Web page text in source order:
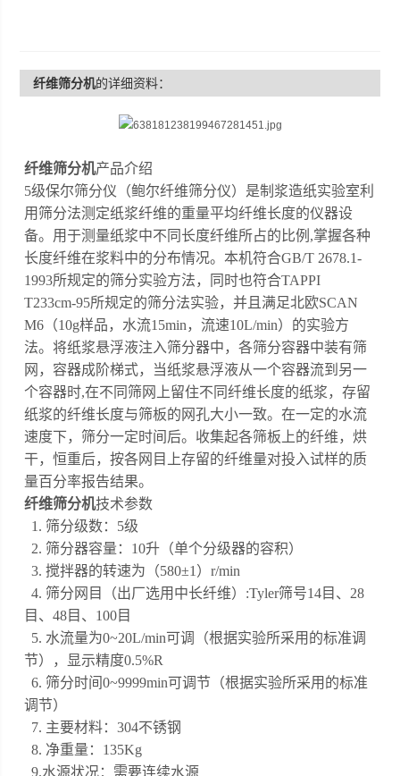
纤维筛分机的详细资料：
纤维筛分机产品介绍
5级保尔筛分仪（鲍尔纤维筛分仪）是制浆造纸实验室利
用筛分法测定纸浆纤维的重量平均纤维长度的仪器设
备。用于测量纸浆中不同长度纤维所占的比例,掌握各种
长度纤维在浆料中的分布情况。本机符合GB/T 2678.1-
1993所规定的筛分实验方法，同时也符合TAPPI
T233cm-95所规定的筛分法实验，并且满足北欧SCAN
M6（10g样品，水流15min，流速10L/min）的实验方
法。将纸浆悬浮液注入筛分器中，各筛分容器中装有筛
网，容器成阶梯式，当纸浆悬浮液从一个容器流到另一
个容器时,在不同筛网上留住不同纤维长度的纸浆，存留
纸浆的纤维长度与筛板的网孔大小一致。在一定的水流
速度下，筛分一定时间后。收集起各筛板上的纤维，烘
干，恒重后，按各网目上存留的纤维量对投入试样的质
量百分率报告结果。
纤维筛分机技术参数
1. 筛分级数：5级
2. 筛分器容量：10升（单个分级器的容积）
3. 搅拌器的转速为（580±1）r/min
4. 筛分网目（出厂选用中长纤维）:Tyler筛号14目、28
目、48目、100目
5. 水流量为0~20L/min可调（根据实验所采用的标准调
节），显示精度0.5%R
6. 筛分时间0~9999min可调节（根据实验所采用的标准
调节）
7. 主要材料：304不锈钢
8. 净重量：135Kg
9.水源状况：需要连续水源